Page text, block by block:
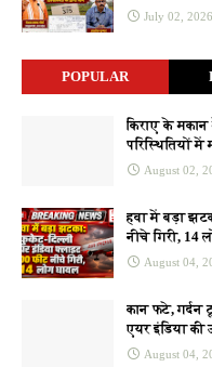
July 02, 2026
POPULAR
किराए के मकान
परिस्थितियों
August 02,
हवा में बड़ा
नीचे गिरी, 14
August 04,
कान फटे,
एयर इंडिया
August 04,